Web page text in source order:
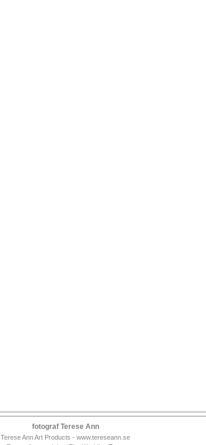
fotograf Terese Ann
Terese Ann Art Products - www.tereseann.se